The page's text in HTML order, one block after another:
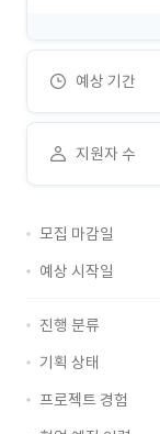
예상 기간
지원자 수
모집 마감일
예상 시작일
진행 분류
기획 상태
프로젝트 경험